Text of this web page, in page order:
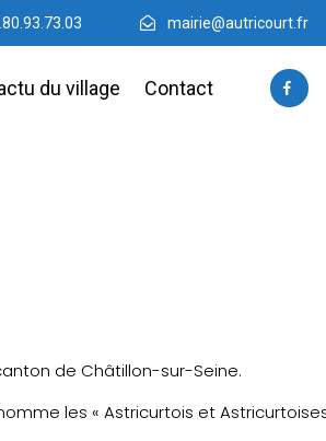
mairie@autricourt.fr
du village Contact
de Châtillon-sur-Seine.
les « Astricurtois et